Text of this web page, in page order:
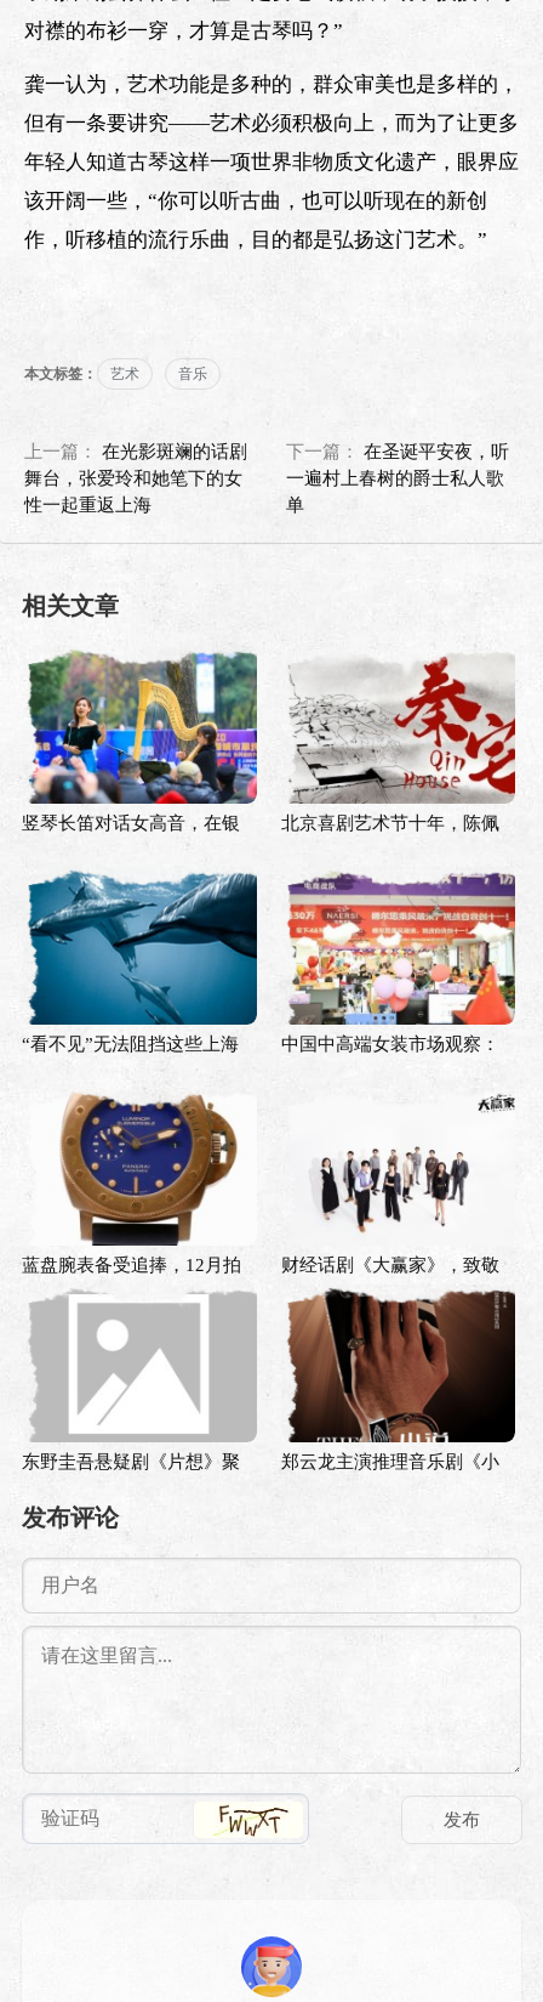
对襟的布衫一穿，才算是古琴吗？”
龚一认为，艺术功能是多种的，群众审美也是多样的，
但有一条要讲究——艺术必须积极向上，而为了让更多
年轻人知道古琴这样一项世界非物质文化遗产，眼界应
该开阔一些，“你可以听古曲，也可以听现在的新创
作，听移植的流行乐曲，目的都是弘扬这门艺术。”
本文标签： 艺术 音乐
上一篇：
在光影斑斓的话剧
舞台，张爱玲和她笔下的女
性一起重返上海
下一篇：
在圣诞平安夜，听
一遍村上春树的爵士私人歌
单
相关文章
竖琴长笛对话女高音，在银
北京喜剧艺术节十年，陈佩
“看不见”无法阻挡这些上海
年轻人唱出内心的音乐
中国中高端女装市场观察：
双循环对头部品牌更有利
蓝盘腕表备受追捧，12月拍
场掀起蓝色热潮
财经话剧《大赢家》，致敬
中国资本市场30周年
东野圭吾悬疑剧《片想》聚
焦边缘人，吴昕首次主演话
郑云龙主演推理音乐剧《小
发布评论